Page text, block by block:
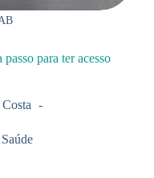
para ter acesso
Saúde